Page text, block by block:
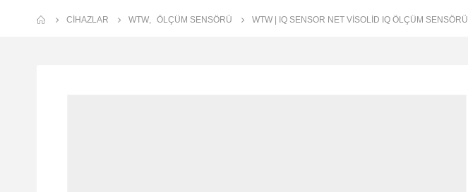
CIHAZLAR WTW ÖLÇÜM SENSÖRÜ WTW | IQ SENSOR NET VISOLID IQ ÖLÇÜM SENSÖRÜ